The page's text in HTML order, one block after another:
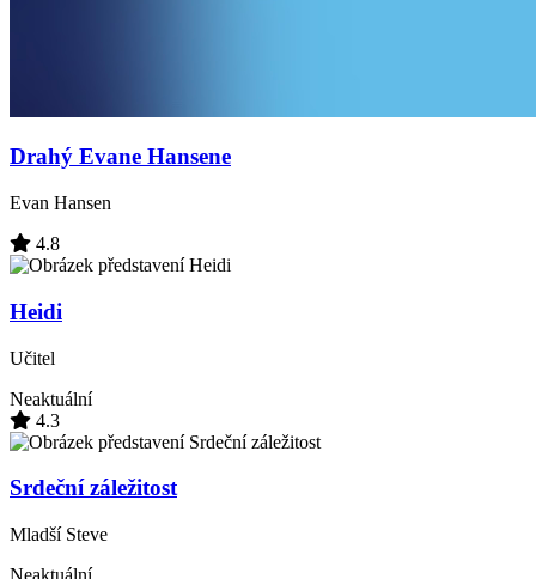
Drahý Evane Hansene
Evan Hansen
4.8
Heidi
Učitel
Neaktuální
4.3
Srdeční záležitost
Mladší Steve
Neaktuální